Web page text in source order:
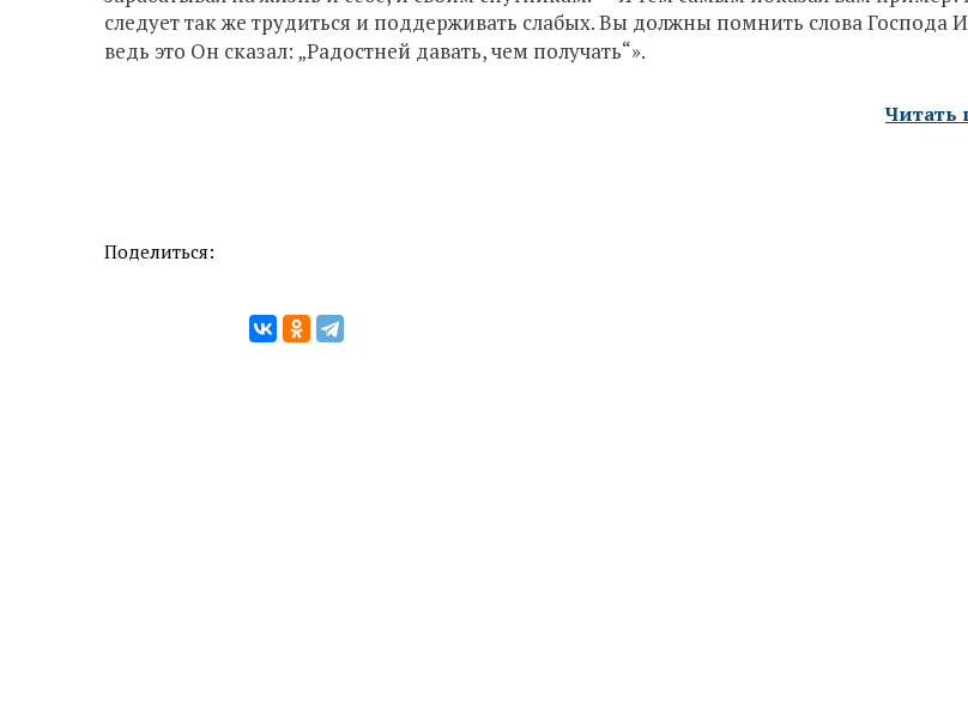
следует так же трудиться и поддерживать слабых. Вы должны помнить слова Господа
ведь это Он сказал: „Радостней давать, чем получать“».
Читать
Поделиться: